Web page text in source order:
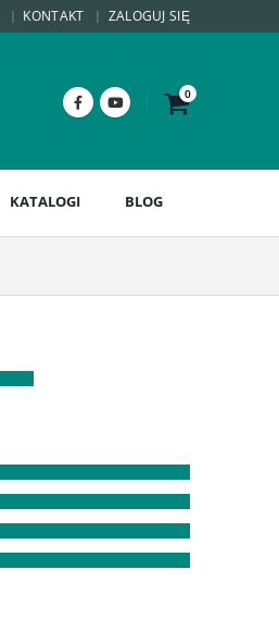
KONTAKT ZALOGUJ SIĘ
0
KATALOGI BLOG